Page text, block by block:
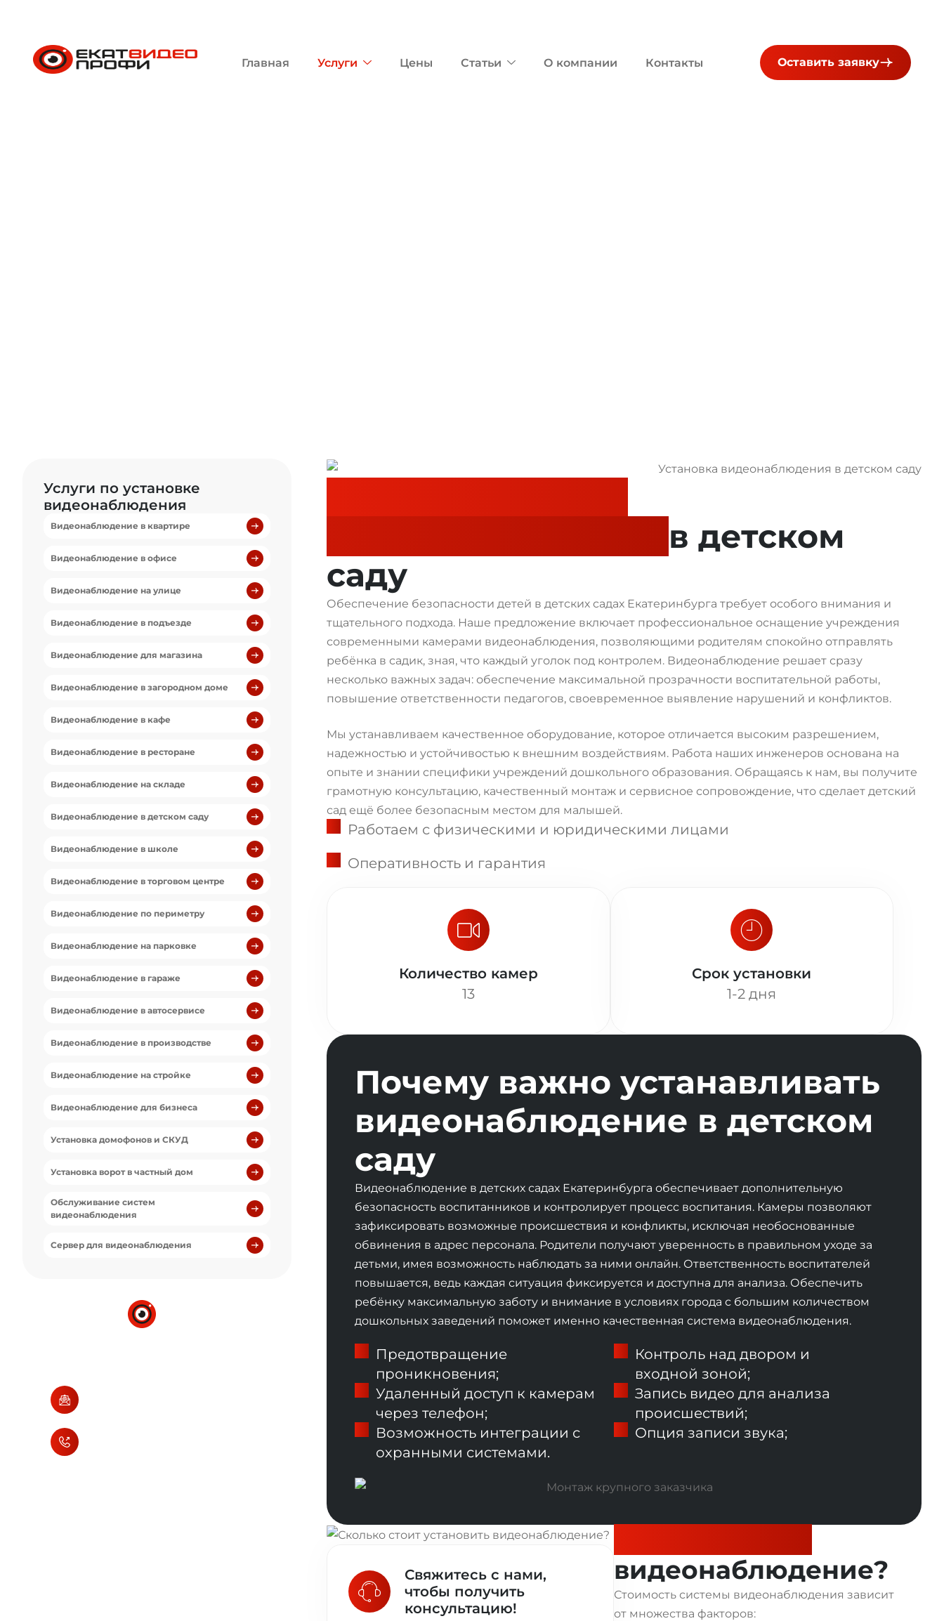
Главная Услуги Цены Статьи О компании Контакты Оставить заявку
Услуги по установке
видеонаблюдения
Видеонаблюдение в квартире
Видеонаблюдение в офисе
Видеонаблюдение на улице
Видеонаблюдение в подъезде
Видеонаблюдение для магазина
Видеонаблюдение в загородном доме
Видеонаблюдение в кафе
Видеонаблюдение в ресторане
Видеонаблюдение на складе
Видеонаблюдение в детском саду
Видеонаблюдение в школе
Видеонаблюдение в торговом центре
Видеонаблюдение по периметру
Видеонаблюдение на парковке
Видеонаблюдение в гараже
Видеонаблюдение в автосервисе
Видеонаблюдение в производстве
Видеонаблюдение на стройке
Видеонаблюдение для бизнеса
Установка домофонов и СКУД
Установка ворот в частный дом
Обслуживание систем
видеонаблюдения
Сервер для видеонаблюдения
в детском
саду
Обеспечение безопасности детей в детских садах Екатеринбурга требует особого внимания и
тщательного подхода. Наше предложение включает профессиональное оснащение учреждения
современными камерами видеонаблюдения, позволяющими родителям спокойно отправлять
ребёнка в садик, зная, что каждый уголок под контролем. Видеонаблюдение решает сразу
несколько важных задач: обеспечение максимальной прозрачности воспитательной работы,
повышение ответственности педагогов, своевременное выявление нарушений и конфликтов.
Мы устанавливаем качественное оборудование, которое отличается высоким разрешением,
надежностью и устойчивостью к внешним воздействиям. Работа наших инженеров основана на
опыте и знании специфики учреждений дошкольного образования. Обращаясь к нам, вы получите
грамотную консультацию, качественный монтаж и сервисное сопровождение, что сделает детский
сад ещё более безопасным местом для малышей.
Работаем с физическими и юридическими лицами
Оперативность и гарантия
Количество камер
13
Срок установки
1-2 дня
Почему важно устанавливать
видеонаблюдение в детском
саду
Видеонаблюдение в детских садах Екатеринбурга обеспечивает дополнительную
безопасность воспитанников и контролирует процесс воспитания. Камеры позволяют
зафиксировать возможные происшествия и конфликты, исключая необоснованные
обвинения в адрес персонала. Родители получают уверенность в правильном уходе за
детьми, имея возможность наблюдать за ними онлайн. Ответственность воспитателей
повышается, ведь каждая ситуация фиксируется и доступна для анализа. Обеспечить
ребёнку максимальную заботу и внимание в условиях города с большим количеством
дошкольных заведений поможет именно качественная система видеонаблюдения.
Предотвращение
проникновения;
Контроль над двором и
входной зоной;
Удаленный доступ к камерам
через телефон;
Запись видео для анализа
происшествий;
Возможность интеграции с
охранными системами.
Опция записи звука;
Свяжитесь с нами,
чтобы получить
консультацию!
видеонаблюдение?
Стоимость системы видеонаблюдения зависит
от множества факторов: